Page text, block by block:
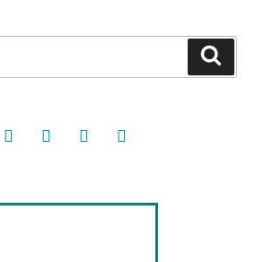
mastodoninstagramthreads goodreads